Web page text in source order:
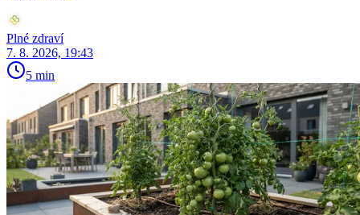
Plné zdraví
7. 8. 2026, 19:43
5 min